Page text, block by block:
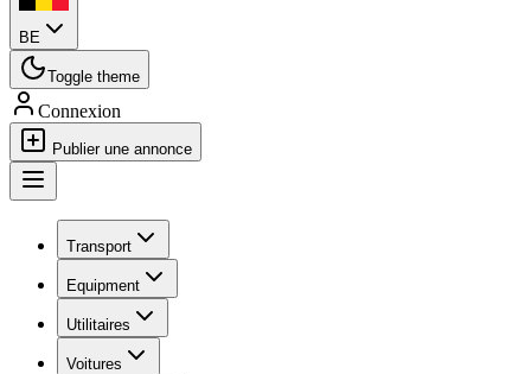
BE
Toggle theme
Connexion
Publier une annonce
Transport
Equipment
Utilitaires
Voitures